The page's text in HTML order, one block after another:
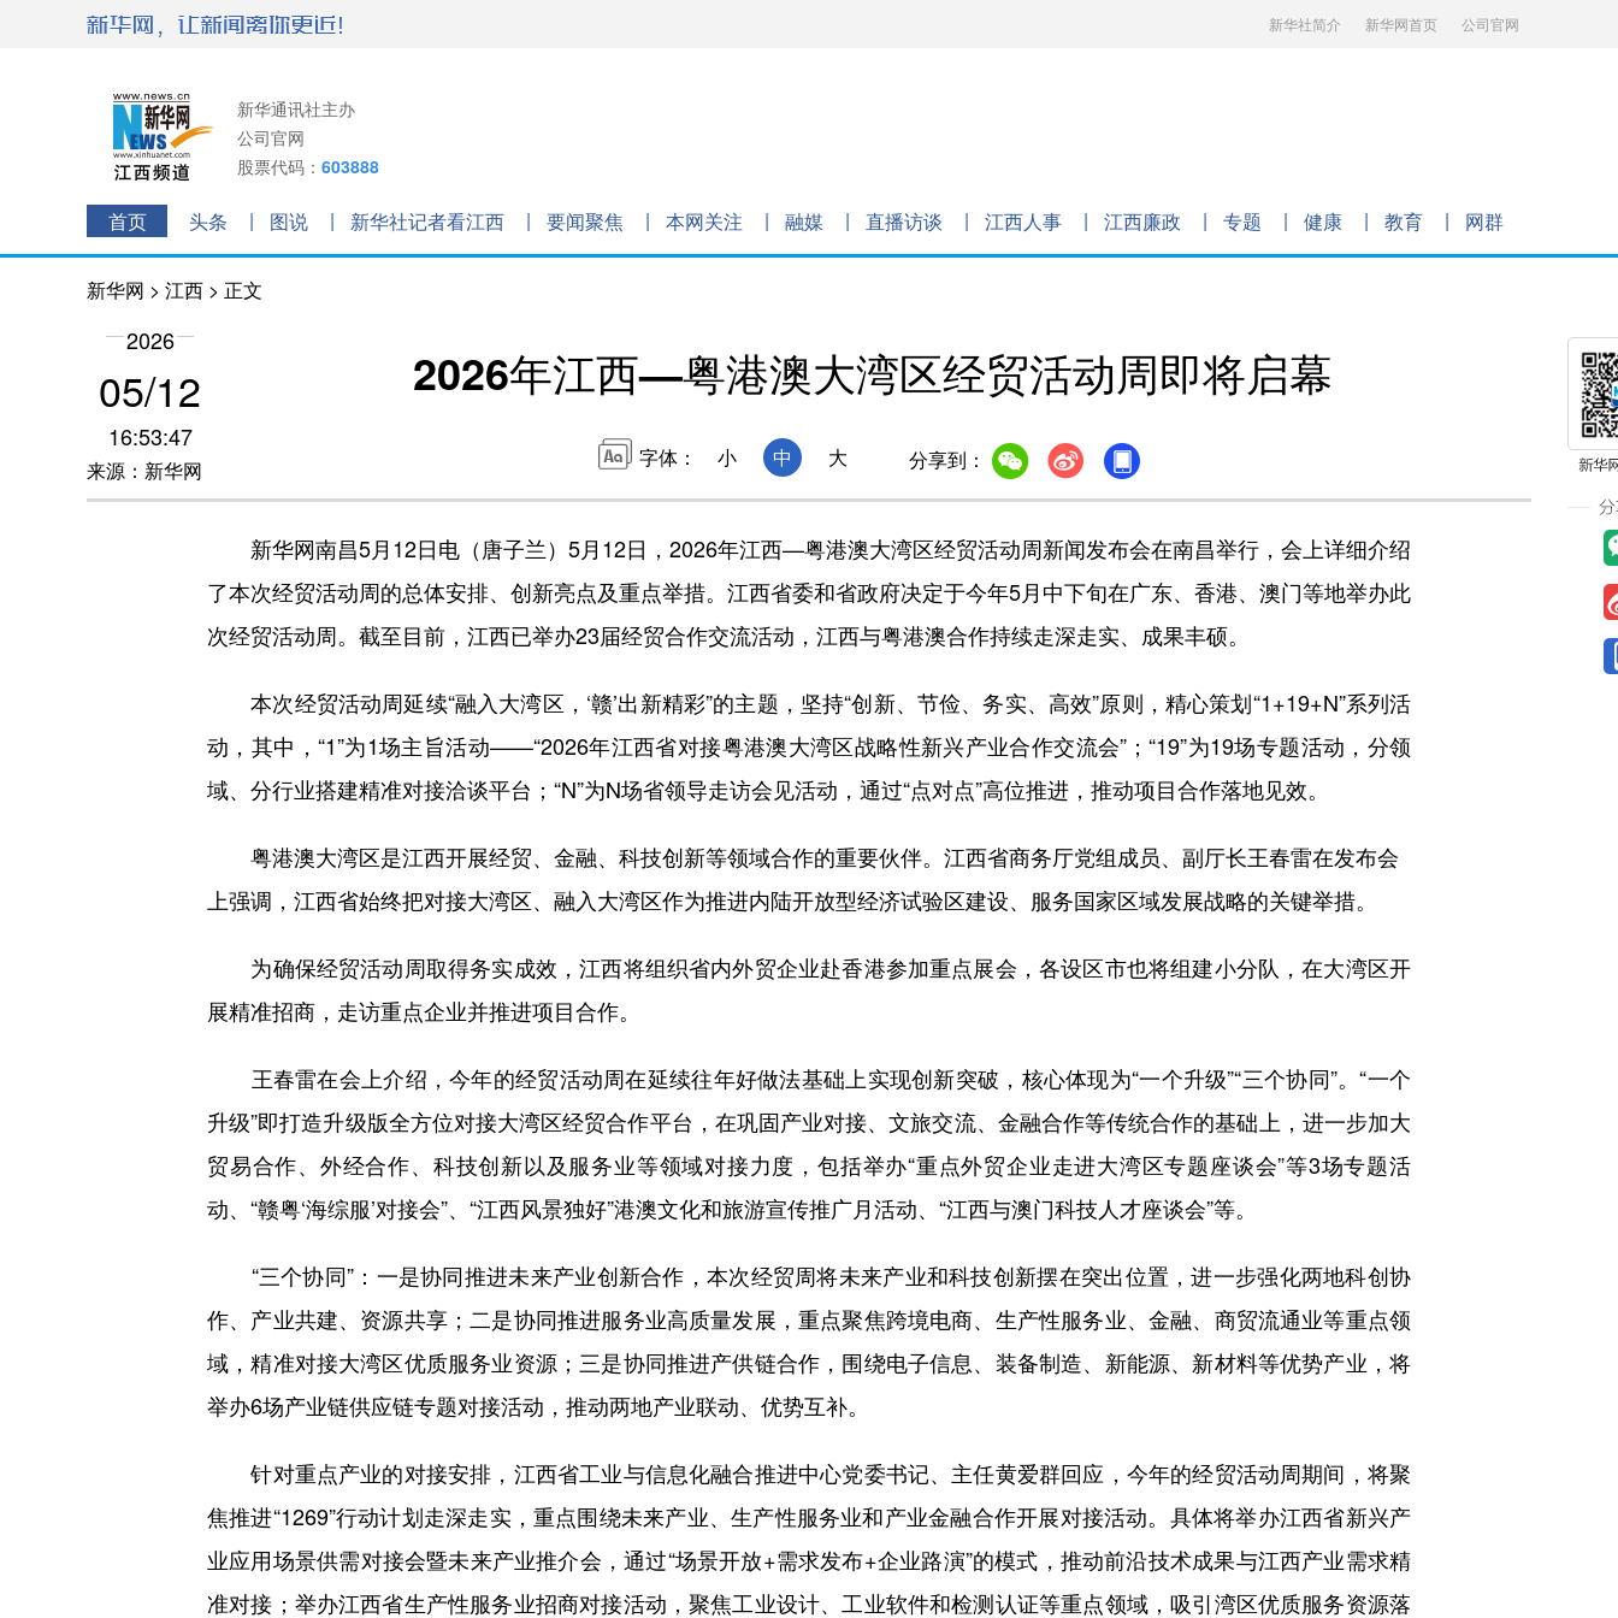
新华社简介 新华网首页 公司官网
新华通讯社主办
公司官网
股票代码： 603888
首页 头条 图说 新华社记者看江西 要闻聚焦 本网关注 融媒 直播访谈 江西人事 江西廉政 专题 健康 教育 网群
新华网 > 江西 > 正文
2026
05/12
16:53:47
来源：新华网
2026年江西—粤港澳大湾区经贸活动周即将启幕
字体： 小 中 大 分享到：
新华网南昌5月12日电（唐子兰）5月12日，2026年江西—粤港澳大湾区经贸活动周新闻发布会在南昌举行，会上详细介绍
了本次经贸活动周的总体安排、创新亮点及重点举措。江西省委和省政府决定于今年5月中下旬在广东、香港、澳门等地举办此
次经贸活动周。截至目前，江西已举办23届经贸合作交流活动，江西与粤港澳合作持续走深走实、成果丰硕。
本次经贸活动周延续“融入大湾区，‘赣’出新精彩”的主题，坚持“创新、节俭、务实、高效”原则，精心策划“1+19+N”系列活
动，其中，“1”为1场主旨活动——“2026年江西省对接粤港澳大湾区战略性新兴产业合作交流会”；“19”为19场专题活动，分领
域、分行业搭建精准对接洽谈平台；“N”为N场省领导走访会见活动，通过“点对点”高位推进，推动项目合作落地见效。
粤港澳大湾区是江西开展经贸、金融、科技创新等领域合作的重要伙伴。江西省商务厅党组成员、副厅长王春雷在发布会
上强调，江西省始终把对接大湾区、融入大湾区作为推进内陆开放型经济试验区建设、服务国家区域发展战略的关键举措。
为确保经贸活动周取得务实成效，江西将组织省内外贸企业赴香港参加重点展会，各设区市也将组建小分队，在大湾区开
展精准招商，走访重点企业并推进项目合作。
王春雷在会上介绍，今年的经贸活动周在延续往年好做法基础上实现创新突破，核心体现为“一个升级”“三个协同”。“一个
升级”即打造升级版全方位对接大湾区经贸合作平台，在巩固产业对接、文旅交流、金融合作等传统合作的基础上，进一步加大
贸易合作、外经合作、科技创新以及服务业等领域对接力度，包括举办“重点外贸企业走进大湾区专题座谈会”等3场专题活
动、“赣粤‘海综服’对接会”、“江西风景独好”港澳文化和旅游宣传推广月活动、“江西与澳门科技人才座谈会”等。
“三个协同”：一是协同推进未来产业创新合作，本次经贸周将未来产业和科技创新摆在突出位置，进一步强化两地科创协
作、产业共建、资源共享；二是协同推进服务业高质量发展，重点聚焦跨境电商、生产性服务业、金融、商贸流通业等重点领
域，精准对接大湾区优质服务业资源；三是协同推进产供链合作，围绕电子信息、装备制造、新能源、新材料等优势产业，将
举办6场产业链供应链专题对接活动，推动两地产业联动、优势互补。
针对重点产业的对接安排，江西省工业与信息化融合推进中心党委书记、主任黄爱群回应，今年的经贸活动周期间，将聚
焦推进“1269”行动计划走深走实，重点围绕未来产业、生产性服务业和产业金融合作开展对接活动。具体将举办江西省新兴产
业应用场景供需对接会暨未来产业推介会，通过“场景开放+需求发布+企业路演”的模式，推动前沿技术成果与江西产业需求精
准对接；举办江西省生产性服务业招商对接活动，聚焦工业设计、工业软件和检测认证等重点领域，吸引湾区优质服务资源落